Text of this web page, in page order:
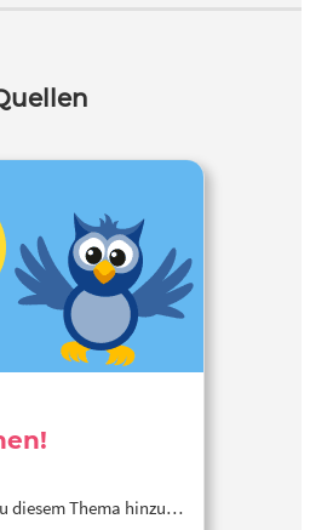
diesem Thema hinzu…